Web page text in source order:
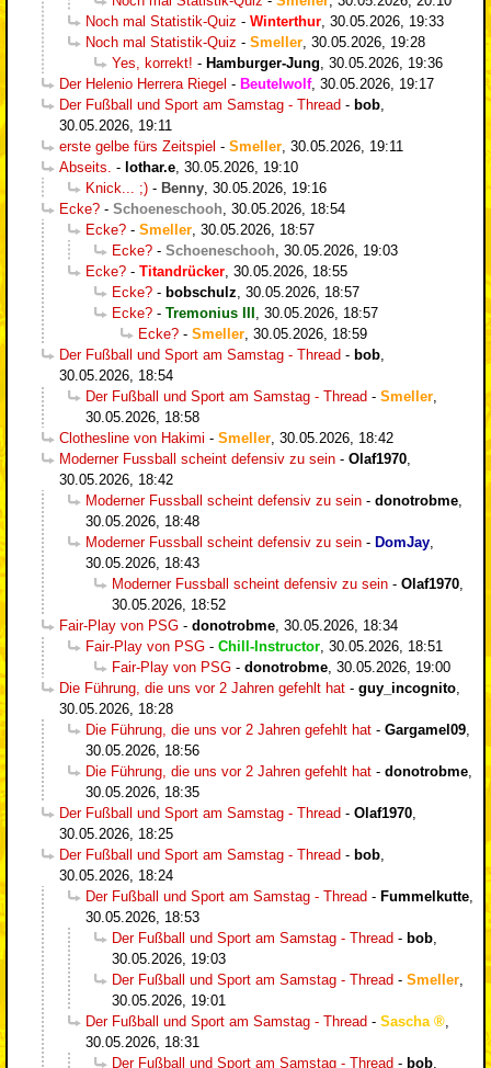
Noch mal Statistik-Quiz - Winterthur 30.05.2026, 19:33
Noch mal Statistik-Quiz - Smeller 30.05.2026, 19:28
Yes, korrekt! - Hamburger-Jung 30.05.2026, 19:36
Der Helenio Herrera Riegel - Beutelwolf, 30.05.2026, 19:17
Der Fußball und Sport am Samstag - Thread - bob
30.05.2026, 19:11
erste gelbe fürs Zeitspiel - Smeller 30.05.2026, 19:11
Abseits. - lothar.e 30.05.2026, 19:10
Knick... ;) - Benny 30.05.2026, 19:16
Ecke? - Schoeneschooh 30.05.2026, 18:54
Ecke? - Smeller 30.05.2026, 18:57
Ecke? - Schoeneschooh 30.05.2026, 19:03
Ecke? - Titandrücker 30.05.2026, 18:55
Ecke? - bobschulz 30.05.2026, 18:57
Ecke? - Tremonius III
30.05.2026, 18:57
Ecke? - Smeller 30.05.2026, 18:59
Der Fußball und Sport am Samstag - Thread - bob
30.05.2026, 18:54
Der Fußball und Sport am Samstag - Thread - Smeller
30.05.2026, 18:58
Clothesline von Hakimi - Smeller 30.05.2026, 18:42
Moderner Fussball scheint defensiv zu sein - Olaf1970
30.05.2026, 18:42
Moderner Fussball scheint defensiv zu sein - donotrobme
30.05.2026, 18:48
Moderner Fussball scheint defensiv zu sein - DomJay
30.05.2026, 18:43
Moderner Fussball scheint defensiv zu sein - Olaf1970
30.05.2026, 18:52
Fair-Play von PSG - donotrobme 30.05.2026, 18:34
Fair-Play von PSG - Chill-Instructor 30.05.2026, 18:51
Fair-Play von PSG - donotrobme 30.05.2026, 19:00
Die Führung, die uns vor 2 Jahren gefehlt hat - guy_incognito
30.05.2026, 18:28
Die Führung, die uns vor 2 Jahren gefehlt hat - Gargamel09
30.05.2026, 18:56
Die Führung, die uns vor 2 Jahren gefehlt hat - donotrobme
30.05.2026, 18:35
Der Fußball und Sport am Samstag - Thread - Olaf1970
30.05.2026, 18:25
Der Fußball und Sport am Samstag - Thread - bob
30.05.2026, 18:24
Der Fußball und Sport am Samstag - Thread - Fummelkutte
30.05.2026, 18:53
Der Fußball und Sport am Samstag - Thread - bob
30.05.2026, 19:03
Der Fußball und Sport am Samstag - Thread - Smeller
30.05.2026, 19:01
Der Fußball und Sport am Samstag - Thread - Sascha
30.05.2026, 18:31
Der Fußball und Sport am Samstag - Thread - bob